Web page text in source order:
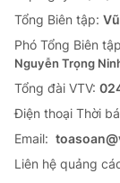
Tổng Biên tập:
Phó Tổng Biên
Nguyễn Trọng
Tổng đài VTV:
Ðiện thoại Thời
Email:
Liên hệ quảng